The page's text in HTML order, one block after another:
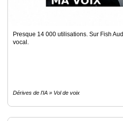
Presque 14 000 utilisations. Sur Fish
vocal.
Dérives de l'IA » Vol de voix